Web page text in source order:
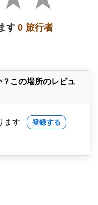
す 0 旅行者
この場所のレビュ
ます 登録する